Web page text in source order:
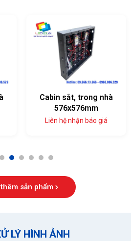
Cabin sắt, trong nhà
576x576mm
Liên hệ nhận báo giá
2 3 4 5 6 7
sản phẩm
LÝ HÌNH ẢNH